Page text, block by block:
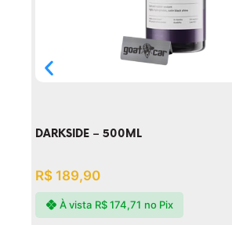
DARKSIDE – 500ML
R$ 189,90
À vista R$174,71 no Pix